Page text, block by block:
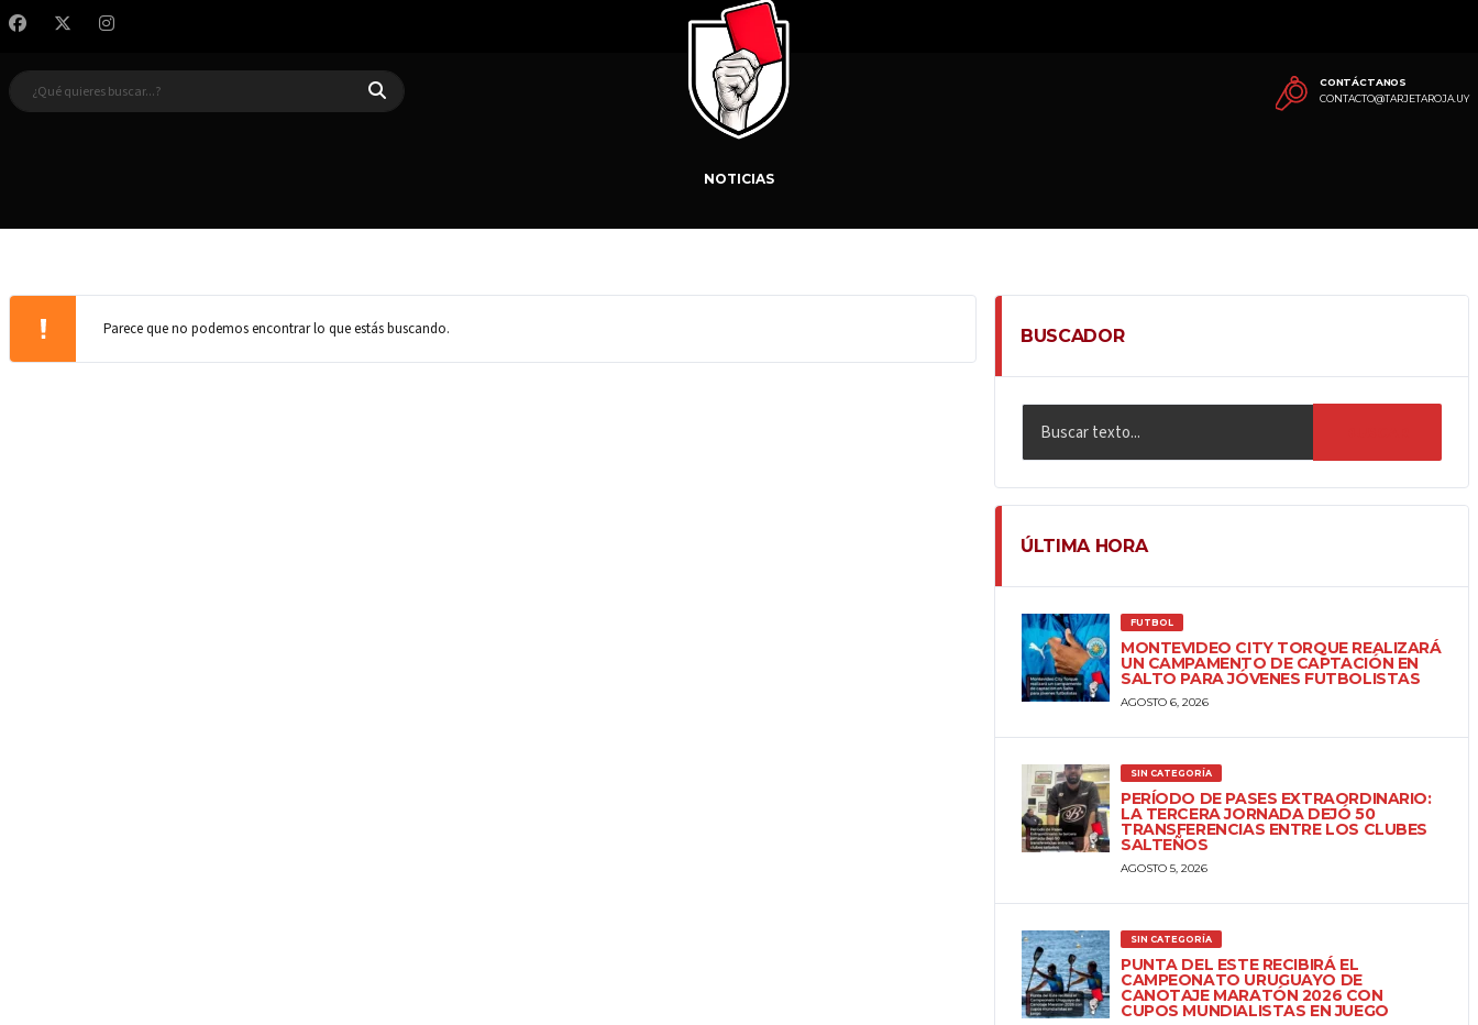
CONTÁCTANOS
CONTACTO@TARJETAROJA.UY
NOTICIAS
Parece que no podemos encontrar lo que estás buscando. BUSCADOR
ÚLTIMA HORA
FUTBOL
MONTEVIDEO CITY TORQUE REALIZARÁ
UN CAMPAMENTO DE CAPTACIÓN EN
SALTO PARA JÓVENES FUTBOLISTAS
AGOSTO 6, 2026
SIN CATEGORÍA
PERÍODO DE PASES EXTRAORDINARIO:
LA TERCERA JORNADA DEJÓ 50
TRANSFERENCIAS ENTRE LOS CLUBES
SALTEÑOS
AGOSTO 5, 2026
SIN CATEGORÍA
PUNTA DEL ESTE RECIBIRÁ EL
CAMPEONATO URUGUAYO DE
CANOTAJE MARATÓN 2026 CON
CUPOS MUNDIALISTAS EN JUEGO